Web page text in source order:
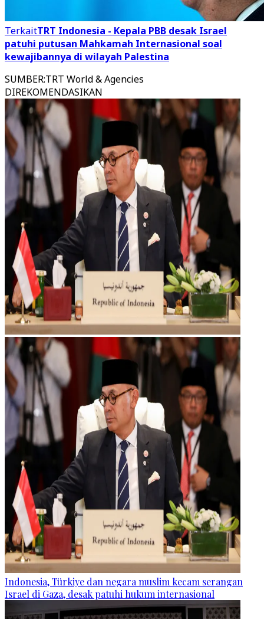
TerkaitTRT Indonesia - Kepala PBB desak Israel
patuhi putusan Mahkamah Internasional soal
kewajibannya di wilayah Palestina
SUMBER:TRT World & Agencies
DIREKOMENDASIKAN
Indonesia, Türkiye dan negara muslim kecam serangan
Israel di Gaza, desak patuhi hukum internasional